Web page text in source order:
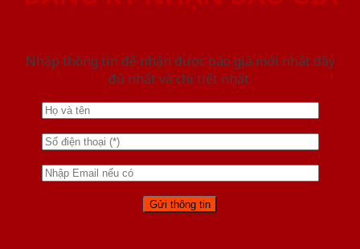
Nhập thông tin để nhận được báo giá mới nhât đầy
đủ nhất và chi tiết nhất.